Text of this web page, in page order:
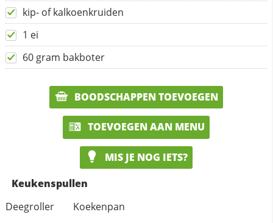
kip- of kalkoenkruiden
1 ei
60 gram bakboter
BOODSCHAPPEN TOEVOEGEN
TOEVOEGEN AAN MENU
MIS JE NOG IETS?
Keukenspullen
Deegroller
Koekenpan